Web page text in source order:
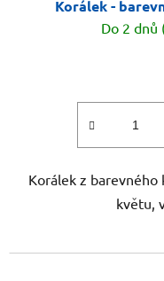
Korálek -
Do 2 dnů
Korálek z
květu,